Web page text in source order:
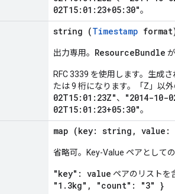
02T15:01:23+05:30"。
string (Timestamp
出力専用。 ResourceBundle
RFC 3339 を使用します。生成
たは 9 桁になります。「Z」以
02T15:01:23Z"、 "2014-10-
02T15:01:23+05:30"。
map (key: string,
省略可。Key-Value ペアとしての
"key": value ペアのリストを
"1.3kg", "count": "3" }